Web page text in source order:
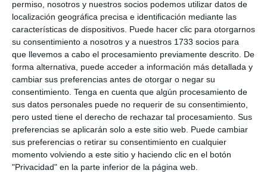
permiso, nosotros y nuestros socios podemos utilizar datos de
localización geográfica precisa e identificación mediante las
características de dispositivos. Puede hacer clic para otorgarnos
su consentimiento a nosotros y a nuestros 1733 socios para
que llevemos a cabo el procesamiento previamente descrito. De
forma alternativa, puede acceder a información más detallada y
cambiar sus preferencias antes de otorgar o negar su
consentimiento. Tenga en cuenta que algún procesamiento de
sus datos personales puede no requerir de su consentimiento,
pero usted tiene el derecho de rechazar tal procesamiento. Sus
preferencias se aplicarán solo a este sitio web. Puede cambiar
sus preferencias o retirar su consentimiento en cualquier
momento volviendo a este sitio y haciendo clic en el botón
"Privacidad" en la parte inferior de la página web.
Iniciar sesión
¿Cuanto cuesta?
¿Qué necesidades tiene tu club? ¿Suscripción básica o
PRO?
Detalles de precios